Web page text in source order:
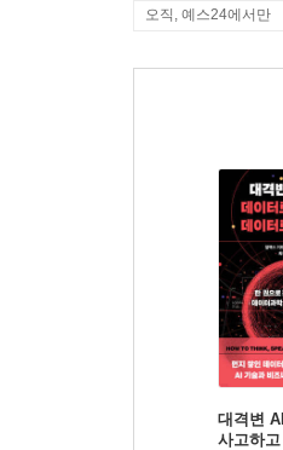
오직, 예스24에서만
대격변
사고하